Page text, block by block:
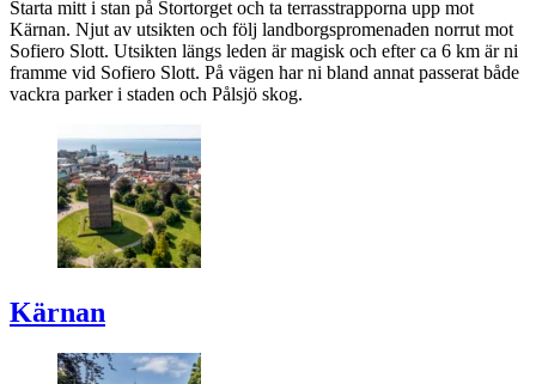
Starta mitt i stan på Stortorget och ta terrasstrapporna upp mot
Kärnan. Njut av utsikten och följ landborgspromenaden norrut mot
Sofiero Slott. Utsikten längs leden är magisk och efter ca 6 km är ni
framme vid Sofiero Slott. På vägen har ni bland annat passerat både
vackra parker i staden och Pålsjö skog.
Kärnan